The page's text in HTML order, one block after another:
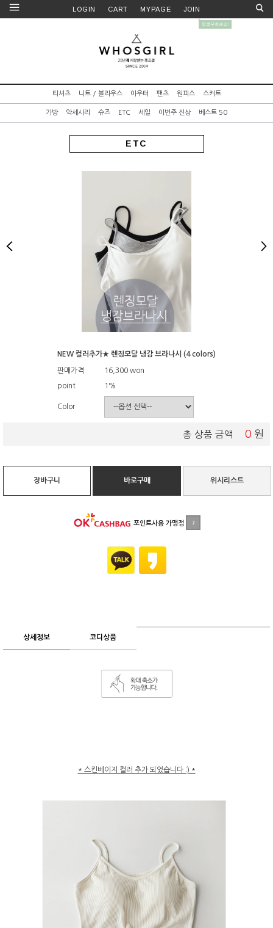
LOGIN CART MYPAGE JOIN
티셔츠 니트 / 블라우스 아우터 팬츠 원피스 스커트
가방 악세사리 슈즈 ETC 세일 이번주 신상 베스트 50
ETC
NEW 컬러추가★ 렌징모달 냉감 브라나시 (4 colors)
판매가격 16,300 won
point 1%
Color
총 상품 금액 0 원
장바구니 바로구매 위시리스트
포인트사용 가맹점 ?
상세정보 코디상품
* 스킨베이지 컬러 추가 되었습니다 :) *